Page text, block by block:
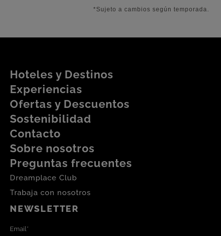
del hotel Tigotan, dotado de un amplio espacio con
el que encontrarás todo lo que necesitas para
Pensado para todos los tipos de usuarios y
exigencias físicas, el gimnasio ofrece:
7 máquinas de entrenamiento cardiovascular:
dos cintas de correr, dos elípticas, dos
bicicletas estáticas y un remo.
Bancada de pesas con pesos para todos los
Zona exclusiva de entrenamiento funcional y
*Sujeto a cambios según temporada.
Hoteles y Destinos
Experiencias
Ofertas y Descuentos
Sostenibilidad
Contacto
Sobre nosotros
Preguntas frecuentes
Dreamplace Club
Trabaja con nosotros
NEWSLETTER